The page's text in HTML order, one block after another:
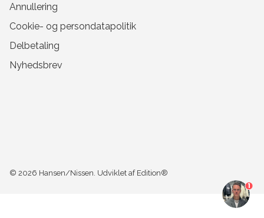
Annullering
Cookie- og persondatapolitik
Delbetaling
Nyhedsbrev
© 2026 Hansen/Nissen Udviklet af Edition®
1